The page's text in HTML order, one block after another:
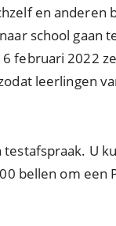
en
school gaan
februari 2022
leerlingen
U
bellen om een